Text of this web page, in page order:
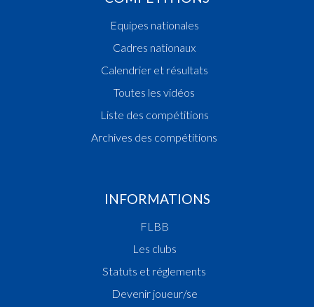
Equipes nationales
Cadres nationaux
Calendrier et résultats
Toutes les vidéos
Liste des compétitions
Archives des compétitions
INFORMATIONS
FLBB
Les clubs
Statuts et réglements
Devenir joueur/se